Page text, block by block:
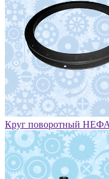
Круг поворотный